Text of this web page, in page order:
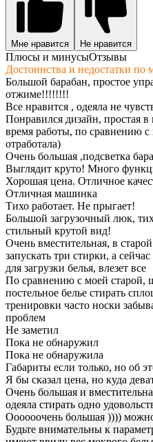
Мне нравится Не нравится
Плюсы и минусыОтзывы
Достоинства и недостатки по
Большой барабан, простое
отжиме!!!!!!!!
Все нравится , одеяла не
Понравился дизайн, простая
время работы, по сравнению
отработала)
Очень большая ,подсветка
Выглядит круто! Много
Хорошая цена. Отличное
Отличная машинка
Тихо работает. Не прыгает!
Большой загрузочный люк,
стильный крутой вид!
Очень вместительная, в
запускать три стирки, а
для загрузки белья, влезет все
По сравнению с моей старой,
постельное белье стирать
тренировки часто носки
проблем
Не заметил
Пока не обнаружил
Пока не обнаружила
Габариты если только, но об
Я бы сказал цена, но куда
Очень большая и
одеяла стирать одно
Оооооочень большая ))))
Будьте внимательны к